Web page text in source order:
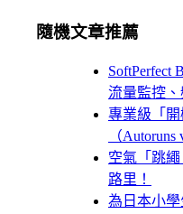
隨機文章推薦
SoftPerfect
流量監控
專業級「
（Autoruns
空氣「跳
路里！
為日本小